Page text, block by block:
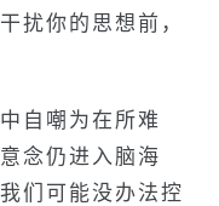
扰你的思想前，
自嘲为在所难
念仍进入脑海
们可能没办法控